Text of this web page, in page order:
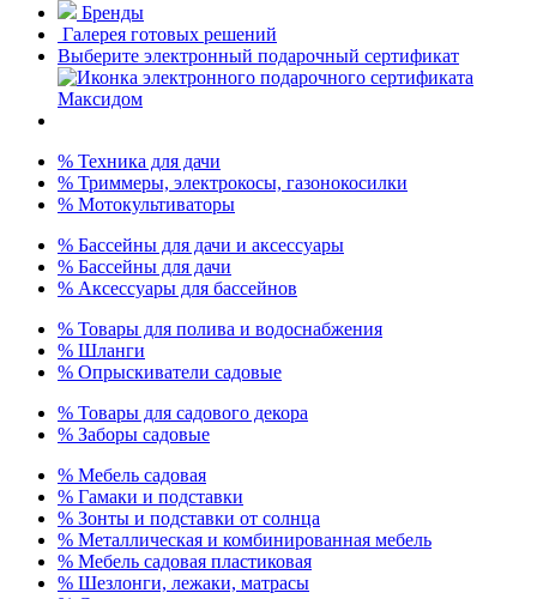
Бренды
Галерея готовых решений
Выберите электронный подарочный сертификат
% Техника для дачи
% Триммеры, электрокосы, газонокосилки
% Мотокультиваторы
% Бассейны для дачи и аксессуары
% Бассейны для дачи
% Аксессуары для бассейнов
% Товары для полива и водоснабжения
% Шланги
% Опрыскиватели садовые
% Товары для садового декора
% Заборы садовые
% Мебель садовая
% Гамаки и подставки
% Зонты и подставки от солнца
% Металлическая и комбинированная мебель
% Мебель садовая пластиковая
% Шезлонги, лежаки, матрасы